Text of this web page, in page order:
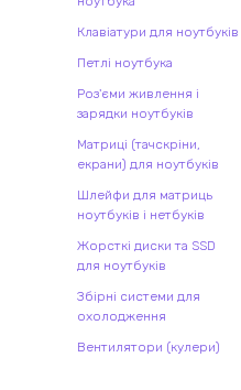
Клавіатури для ноутбуків
Петлі ноутбука
Роз'єми живлення і
зарядки ноутбуків
Матриці (тачскріни,
екрани) для ноутбуків
Шлейфи для матриць
ноутбуків і нетбуків
Жорсткі диски та SSD
для ноутбуків
Збірні системи для
охолодження
Вентилятори (кулери)